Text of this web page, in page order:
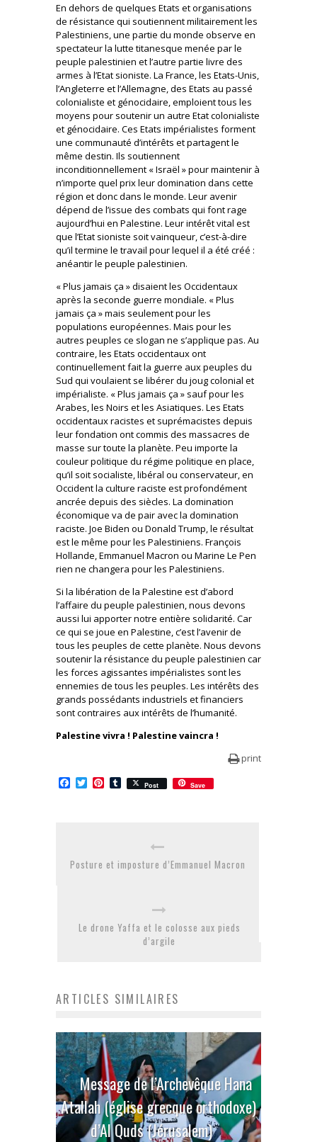
En dehors de quelques Etats et organisations
de résistance qui soutiennent militairement les
Palestiniens, une partie du monde observe en
spectateur la lutte titanesque menée par le
peuple palestinien et l’autre partie livre des
armes à l’Etat sioniste. La France, les Etats-Unis,
l’Angleterre et l’Allemagne, des Etats au passé
colonialiste et génocidaire, emploient tous les
moyens pour soutenir un autre Etat colonialiste
et génocidaire. Ces Etats impérialistes forment
une communauté d’intérêts et partagent le
même destin. Ils soutiennent
inconditionnellement « Israël » pour maintenir à
n’importe quel prix leur domination dans cette
région et donc dans le monde. Leur avenir
dépend de l’issue des combats qui font rage
aujourd’hui en Palestine. Leur intérêt vital est
que l’Etat sioniste soit vainqueur, c’est-à-dire
qu’il termine le travail pour lequel il a été créé :
anéantir le peuple palestinien.
« Plus jamais ça » disaient les Occidentaux
après la seconde guerre mondiale. « Plus
jamais ça » mais seulement pour les
populations européennes. Mais pour les
autres peuples ce slogan ne s’applique pas. Au
contraire, les Etats occidentaux ont
continuellement fait la guerre aux peuples du
Sud qui voulaient se libérer du joug colonial et
impérialiste. « Plus jamais ça » sauf pour les
Arabes, les Noirs et les Asiatiques. Les Etats
occidentaux racistes et suprémacistes depuis
leur fondation ont commis des massacres de
masse sur toute la planète. Peu importe la
couleur politique du régime politique en place,
qu’il soit socialiste, libéral ou conservateur, en
Occident la culture raciste est profondément
ancrée depuis des siècles. La domination
économique va de pair avec la domination
raciste. Joe Biden ou Donald Trump, le résultat
est le même pour les Palestiniens. François
Hollande, Emmanuel Macron ou Marine Le Pen
rien ne changera pour les Palestiniens.
Si la libération de la Palestine est d’abord
l’affaire du peuple palestinien, nous devons
aussi lui apporter notre entière solidarité. Car
ce qui se joue en Palestine, c’est l’avenir de
tous les peuples de cette planète. Nous devons
soutenir la résistance du peuple palestinien car
les forces agissantes impérialistes sont les
ennemies de tous les peuples. Les intérêts des
grands possédants industriels et financiers
sont contraires aux intérêts de l’humanité.
Palestine vivra ! Palestine vaincra !
print
Facebook
TwitterPinterest
Tumblr
Post Save
Posture et imposture d’Emmanuel Macron
Le drone Yaffa et le colosse aux pieds
d’argile
ARTICLES SIMILAIRES
Message de l’Archevêque Hana
Atallah (église grecque orthodoxe)
d’Al Quds (Jérusalem)